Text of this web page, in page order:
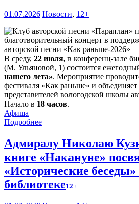
01.07.2026 Новости, 12+
В среду, 22 июля, в конференц-зале
(М. Ульяновой, 1) состоится
нашего лета». Мероприятие
фестиваля «Как раньше» и
представителей вологодской школы
Начало в 18 часов.
Афиша
Подробнее
Адмиралу Николаю
книге «Накануне»
«Исторические
библиотеке12+